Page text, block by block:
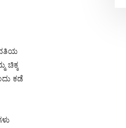
ಚಿಕ್ಕ
ಕಡೆ